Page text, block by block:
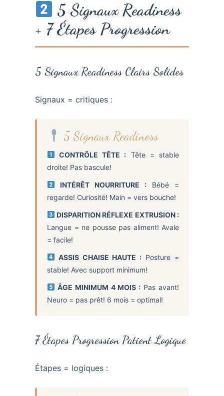
5 Signaux Readiness
+ 7 Étapes Progression
5 Signaux Readiness Clairs Solides
Signaux = critiques :
5 Signaux Readiness
CONTRÔLE TÊTE : Tête = stable
droite! Pas bascule!
INTÉRÊT NOURRITURE :Bébé =
regarde! Curiosité! Main = vers bouche!
DISPARITION RÉFLEXE EXTRUSION :
Langue = ne pousse pas aliment! Avale
= facile!
ASSIS CHAISE HAUTE : Posture =
stable! Avec support minimum!
ÂGE MINIMUM 4 MOIS : Pas avant!
Neuro = pas prêt! 6 mois = optimal!
7 Étapes Progression Patient Logique
Étapes = logiques :